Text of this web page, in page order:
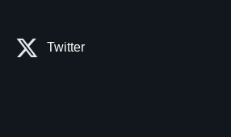
Twitter